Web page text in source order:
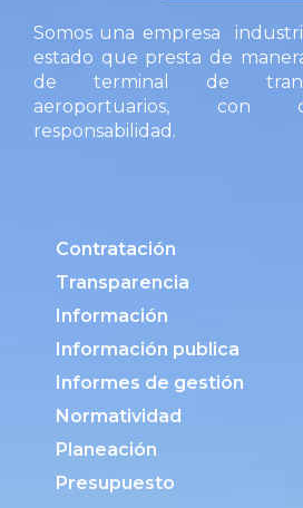
Somos una empresa
estado que presta de
de terminal de
aeroportuarios, con
responsabilidad.
Contratación
Transparencia
Información
Información publica
Informes de gestión
Normatividad
Planeación
Presupuesto